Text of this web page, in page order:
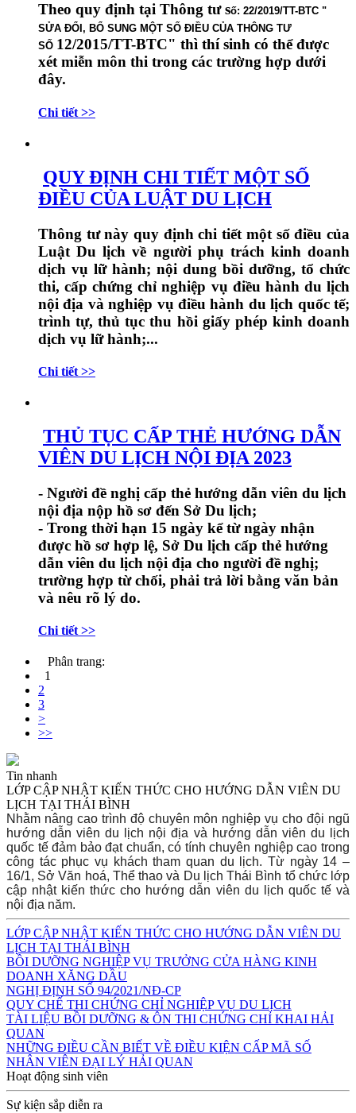
Theo quy định tại Thông tư số: 22/2019/TT-BTC "
SỬA ĐỔI, BỔ SUNG MỘT SỐ ĐIỀU CỦA THÔNG TƯ
SỐ 12/2015/TT-BTC" thì thí sinh có thể được
xét miễn môn thi trong các trường hợp dưới
đây.
Chi tiết >>
QUY ĐỊNH CHI TIẾT MỘT SỐ
ĐIỀU CỦA LUẬT DU LỊCH
Thông tư này quy định chi tiết một số điều của
Luật Du lịch về người phụ trách kinh doanh
dịch vụ lữ hành; nội dung bồi dưỡng, tổ chức
thi, cấp chứng chỉ nghiệp vụ điều hành du lịch
nội địa và nghiệp vụ điều hành du lịch quốc tế;
trình tự, thủ tục thu hồi giấy phép kinh doanh
dịch vụ lữ hành;...
Chi tiết >>
THỦ TỤC CẤP THẺ HƯỚNG DẪN
VIÊN DU LỊCH NỘI ĐỊA 2023
- Người đề nghị cấp thẻ hướng dẫn viên du lịch
nội địa nộp hồ sơ đến Sở Du lịch;
- Trong thời hạn 15 ngày kể từ ngày nhận
được hồ sơ hợp lệ, Sở Du lịch cấp thẻ hướng
dẫn viên du lịch nội địa cho người đề nghị;
trường hợp từ chối, phải trả lời bằng văn bản
và nêu rõ lý do.
Chi tiết >>
Phân trang:
1
2
3
>
>>
Tin nhanh
LỚP CẬP NHẬT KIẾN THỨC CHO HƯỚNG DẪN VIÊN DU
LỊCH TẠI THÁI BÌNH
Nhằm nâng cao trình độ chuyên môn nghiệp vụ cho đội ngũ
hướng dẫn viên du lịch nội địa và hướng dẫn viên du lịch
quốc tế đảm bảo đạt chuẩn, có tính chuyên nghiệp cao trong
công tác phục vụ khách tham quan du lịch. Từ ngày 14 –
16/1, Sở Văn hoá, Thể thao và Du lịch Thái Bình tổ chức lớp
cập nhật kiến thức cho hướng dẫn viên du lịch quốc tế và
nội địa năm.
LỚP CẬP NHẬT KIẾN THỨC CHO HƯỚNG DẪN VIÊN DU
LỊCH TẠI THÁI BÌNH
BỒI DƯỠNG NGHIỆP VỤ TRƯỞNG CỬA HÀNG KINH
DOANH XĂNG DẦU
NGHỊ ĐỊNH SỐ 94/2021/NĐ-CP
QUY CHẾ THI CHỨNG CHỈ NGHIỆP VỤ DU LỊCH
TÀI LIỆU BỒI DƯỠNG & ÔN THI CHỨNG CHỈ KHAI HẢI
QUAN
NHỮNG ĐIỀU CẦN BIẾT VỀ ĐIỀU KIỆN CẤP MÃ SỐ
NHÂN VIÊN ĐẠI LÝ HẢI QUAN
Hoạt động sinh viên
Sự kiện sắp diễn ra